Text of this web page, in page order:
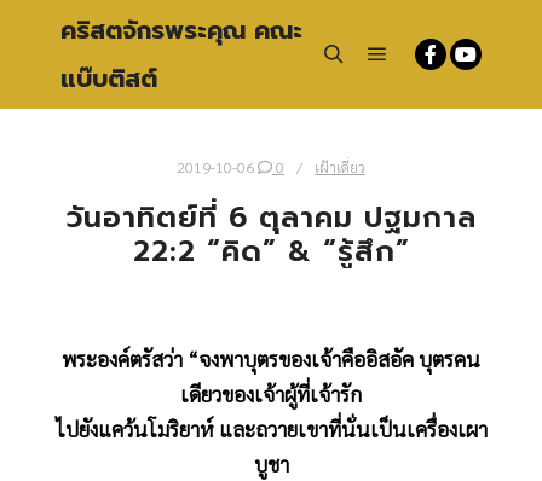
คริสตจักรพระคุณ คณะ
แบ๊บติสต์
2019-10-06 0 เฝ้าเดี่ยว
วันอาทิตย์ที่ 6 ตุลาคม ปฐมกาล
22:2 “คิด” & “รู้สึก”
พระองค์ตรัสว่า “จงพาบุตรของเจ้าคืออิสอัค บุตรคน
เดียวของเจ้าผู้ที่เจ้ารัก
ไปยังแคว้นโมริยาห์ และถวายเขาที่นั่นเป็นเครื่องเผา
บูชา